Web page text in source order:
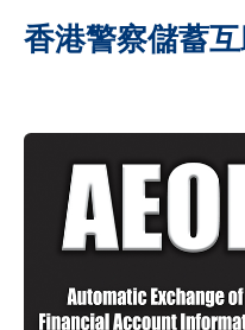
香港警察儲蓄